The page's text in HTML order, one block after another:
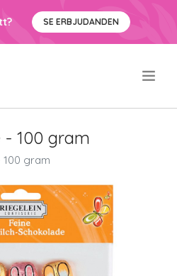
SE ERBJUDANDEN
- 100 gram
100 gram